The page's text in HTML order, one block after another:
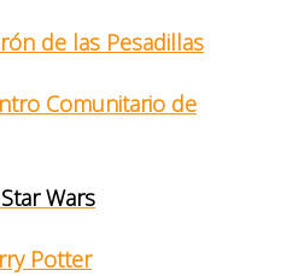
de las Pesadillas
Comunitario de
Wars
Potter